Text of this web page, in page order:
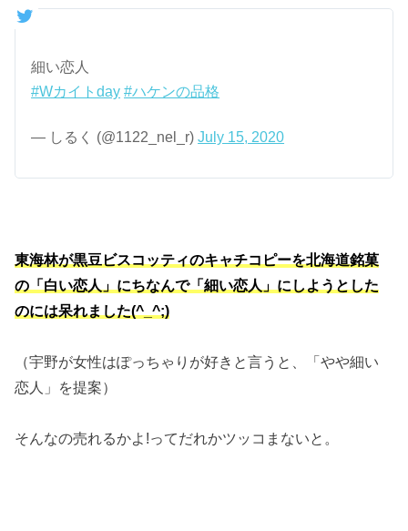
細い恋人
#Wカイトday #ハケンの品格
— しるく (@1122_nel_r)July 15, 2020
東海林が黒豆ビスコッティのキャチコピーを北海道銘菓
の「白い恋人」にちなんで「細い恋人」にしようとした
のには呆れました(^_^;)
（宇野が女性はぽっちゃりが好きと言うと、「やや細い
恋人」を提案）
そんなの売れるかよ!ってだれかツッコまないと。